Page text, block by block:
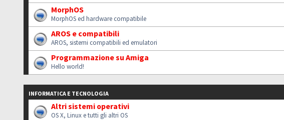
MorphOS
MorphOS ed hardware compatibile
AROS e compatibili
AROS, sistemi compatibili ed emulatori
Programmazione su Amiga
Hello world!
INFORMATICA E TECNOLOGIA
Altri sistemi operativi
OS X, Linux e tutti gli altri OS